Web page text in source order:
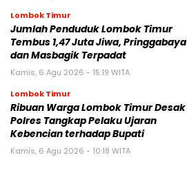
Lombok Timur
Jumlah Penduduk Lombok Timur
Tembus 1,47 Juta Jiwa, Pringgabaya
dan Masbagik Terpadat
Kamis, 6 Agu 2026 - 15:19 WITA
Lombok Timur
Ribuan Warga Lombok Timur Desak
Polres Tangkap Pelaku Ujaran
Kebencian terhadap Bupati
Kamis, 6 Agu 2026 - 10:18 WITA